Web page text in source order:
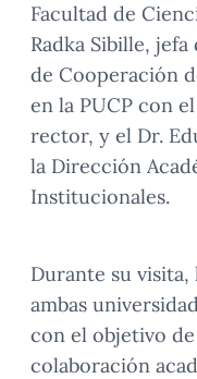
Facultad de
Radka Sibille,
de Cooperación
en la PUCP con
rector, y el Dr.
la Dirección
Institucionales.
Durante su visita,
ambas
con el objetivo
colaboración